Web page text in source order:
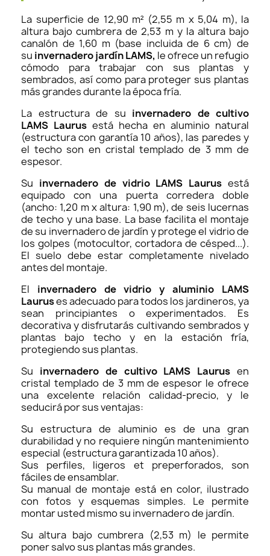
La superficie de 12,90 m² (2,55 m x 5,04 m), la
altura bajo cumbrera de 2,53 m y la altura bajo
canalón de 1,60 m (base incluida de 6 cm) de
su invernadero jardín LAMS, le ofrece un refugio
cómodo para trabajar con sus plantas y
sembrados, así como para proteger sus plantas
más grandes durante la época fría.
La estructura de su invernadero de cultivo
LAMS Laurus está hecha en aluminio natural
(estructura con garantía 10 años), las paredes y
el techo son en cristal templado de 3 mm de
espesor.
Su invernadero de vidrio LAMS Laurus está
equipado con una puerta corredera doble
(ancho: 1,20 m x altura: 1,90 m), de seis lucernas
de techo y una base. La base facilita el montaje
de su invernadero de jardín y protege el vidrio de
los golpes (motocultor, cortadora de césped...).
El suelo debe estar completamente nivelado
antes del montaje.
El invernadero de vidrio y aluminio LAMS
Lauruses adecuado para todos los jardineros, ya
sean principiantes o experimentados. Es
decorativa y disfrutarás cultivando sembrados y
plantas bajo techo y en la estación fría,
protegiendo sus plantas.
Su invernadero de cultivo LAMS Laurus en
cristal templado de 3 mm de espesor le ofrece
una excelente relación calidad-precio, y le
seducirá por sus ventajas:
Su estructura de aluminio es de una gran
durabilidad y no requiere ningún mantenimiento
especial (estructura garantizada 10 años).
Sus perfiles, ligeros et preperforados, son
fáciles de ensamblar.
Su manual de montaje está en color, ilustrado
con fotos y esquemas simples. Le permite
montar usted mismo su invernadero de jardín.
Su altura bajo cumbrera (2,53 m) le permite
poner salvo sus plantas más grandes.